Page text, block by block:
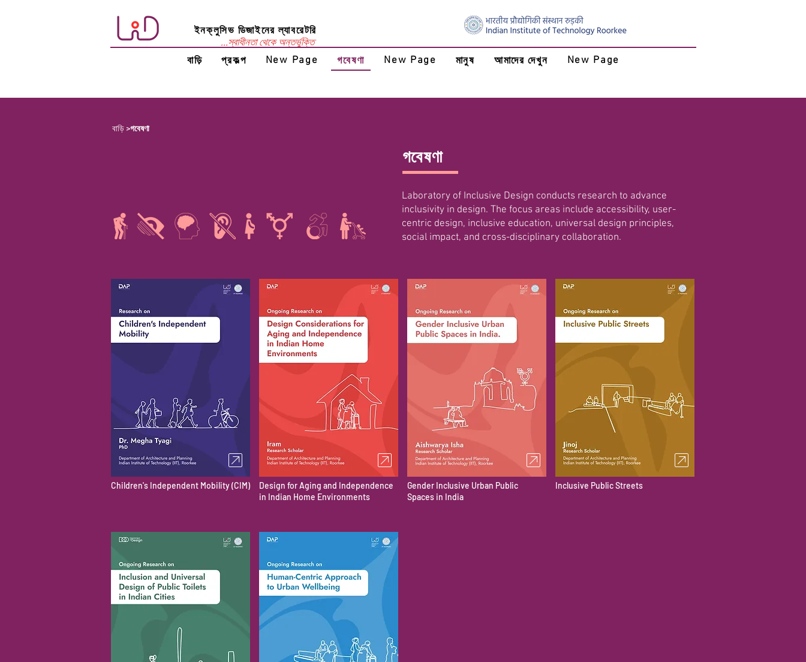
ইনক্লুসিভ ডিজাইনের ল্যাবরেটরি
...স্বাধীনতা থেকে অন্তর্ভুক্তি
বাড়ি প্রকল্প New Page গবেষণা New Page মানুষ আমাদের দেখুন New Page
বাড়ি >গবেষণা
গবেষণা
Laboratory of Inclusive Design conducts research to advance
inclusivity in design. The focus areas include accessibility, user-
centric design, inclusive education, universal design principles,
social impact, and cross-disciplinary collaboration.
Children's Independent Mobility (CIM)
Design for Aging and Independence
in Indian Home Environments
Gender Inclusive Urban Public
Spaces in India
Inclusive Public Streets